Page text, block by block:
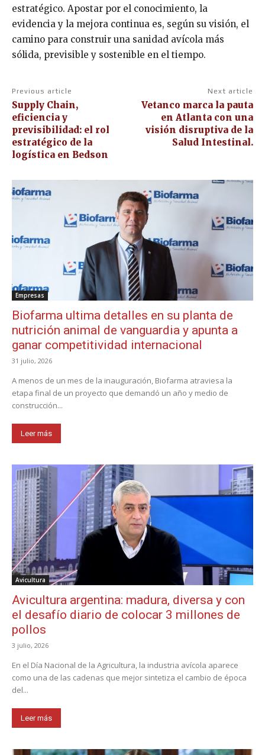
estratégico. Apostar por el conocimiento, la
evidencia y la mejora continua es, según su visión, el
camino para construir una sanidad avícola más
sólida, previsible y sostenible en el tiempo.
Previous article
Supply Chain,
eficiencia y
previsibilidad: el rol
estratégico de la
logística en Bedson
Next article
Vetanco marca la pauta
en Atlanta con una
visión disruptiva de la
Salud Intestinal.
Empresas
Biofarma ultima detalles en su planta de
nutrición animal de vanguardia y apunta a
ganar competitividad internacional
31 julio, 2026
A menos de un mes de la inauguración, Biofarma atraviesa la
etapa final de un proyecto que demandó un año y medio de
construcción...
Leer más
Avicultura
Avicultura argentina: madura, diversa y con
el desafío diario de colocar 3 millones de
pollos
3 julio, 2026
En el Día Nacional de la Agricultura, la industria avícola aparece
como una de las cadenas que mejor sintetiza el cambio de época
del...
Leer más